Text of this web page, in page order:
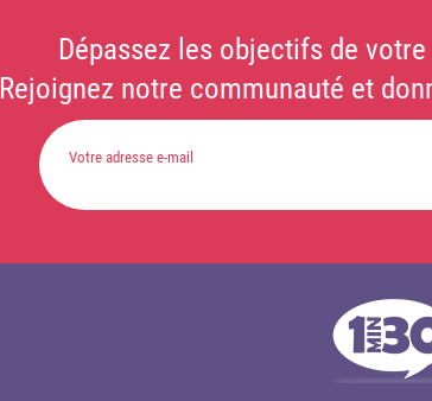
Dépassez les objectifs de
Rejoignez notre communauté et